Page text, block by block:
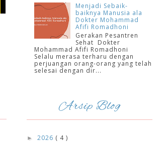
Menjadi Sebaik-
baiknya Manusia ala
Dokter Mohammad
Afifi Romadhoni
Gerakan Pesantren
Sehat Dokter
Mohammad Afifi Romadhoni
Selalu merasa terharu dengan
perjuangan orang-orang yang telah
selesai dengan dir...
Arsip Blog
► 2026 ( 4 )